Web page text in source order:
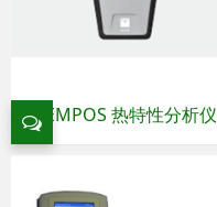
TEMPOS 热特性分析仪